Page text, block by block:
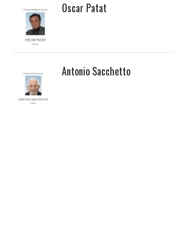
Oscar Patat
Antonio Sacchetto